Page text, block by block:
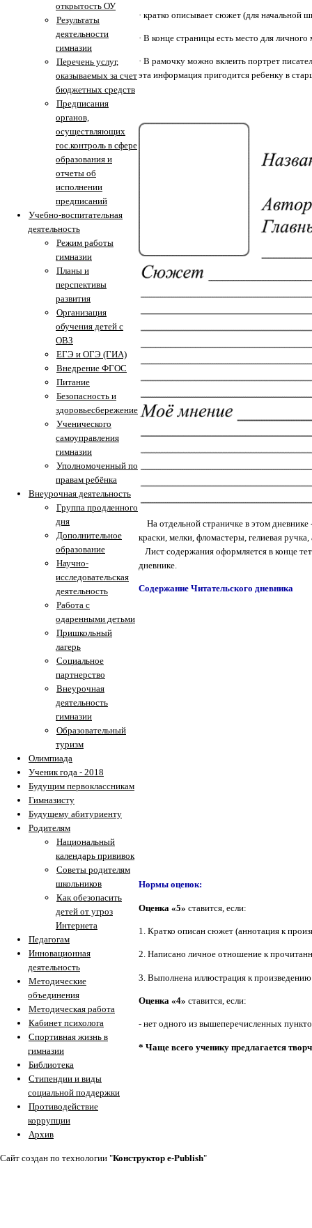
открытость ОУ
Результаты
деятельности
гимназии
Перечень услуг,
оказываемых за счет
бюджетных средств
Предписания
органов,
осуществляющих
гос.контроль в сфере
образования и
отчеты об
исполнении
предписаний
Учебно-воспитательная
деятельность
Режим работы
гимназии
Планы и
перспективы
развития
Организация
обучения детей с
ОВЗ
ЕГЭ и ОГЭ (ГИА)
Внедрение ФГОС
Питание
Безопасность и
здоровьесбережение
Ученического
самоуправления
гимназии
Уполномоченный по
правам ребёнка
Внеурочная деятельность
Группа продленного
дня
Дополнительное
образование
Научно-
исследовательская
деятельность
Работа с
одаренными детьми
Пришкольный
лагерь
Социальное
партнерство
Внеурочная
деятельность
гимназии
Образовательный
туризм
Олимпиада
Ученик года - 2018
Будущим первоклассникам
Гимназисту
Будущему абитуриенту
Родителям
Национальный
календарь прививок
Советы родителям
школьников
Как обезопасить
детей от угроз
Интернета
Педагогам
Инновационная
деятельность
Методические
объединения
Методическая работа
Кабинет психолога
Спортивная жизнь в
гимназии
Библиотека
Стипендии и виды
социальной поддержки
Противодействие
коррупции
Архив
· кратко описывает сюжет (для начальной
· В конце страницы есть место для
· В рамочку можно вклеить портрет
эта информация пригодится ребенку в
На отдельной страничке в этом
краски, мелки, фломастеры, гелиевая
Лист содержания оформляется в конце
дневнике.
Содержание Читательского дневника
Нормы оценок:
Оценка «5» ставится, если:
1. Кратко описан сюжет (аннотация к
2. Написано личное отношение к
3. Выполнена иллюстрация к
Оценка «4» ставится, если:
- нет одного из вышеперечисленных
* Чаще всего ученику предлагается
Cайт создан по технологии "Конструктор e-Publish"